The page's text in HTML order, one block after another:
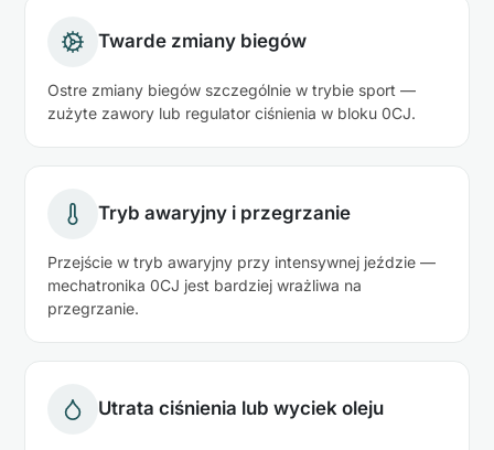
Twarde zmiany biegów
Ostre zmiany biegów szczególnie w trybie sport —
zużyte zawory lub regulator ciśnienia w bloku 0CJ.
Tryb awaryjny i przegrzanie
Przejście w tryb awaryjny przy intensywnej jeździe —
mechatronika 0CJ jest bardziej wrażliwa na
przegrzanie.
Utrata ciśnienia lub wyciek oleju